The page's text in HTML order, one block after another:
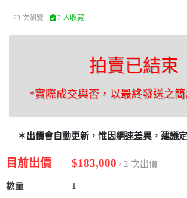
23 次瀏覽 2 人收藏
拍賣已結束
*實際成交與否，以最終發送之
＊出價會自動更新，惟因網速差異，建議
目前出價 $183,000 / 2 次出價
數量
1